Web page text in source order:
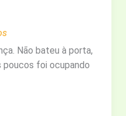
Não bateu à porta,
poucos foi ocupando